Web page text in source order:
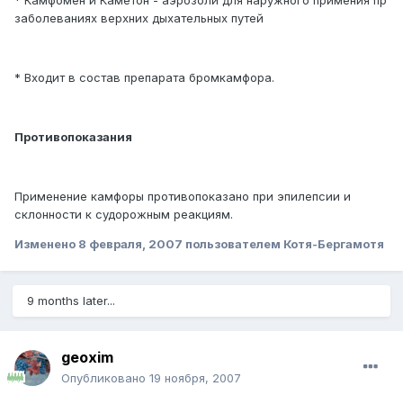
заболеваниях верхних дыхательных путей
* Входит в состав препарата бромкамфора.
Противопоказания
Применение камфоры противопоказано при эпилепсии и
склонности к судорожным реакциям.
Изменено 8 февраля, 2007 пользователем Котя-Бергамотя
9 months later...
geoxim
Опубликовано 19 ноября, 2007